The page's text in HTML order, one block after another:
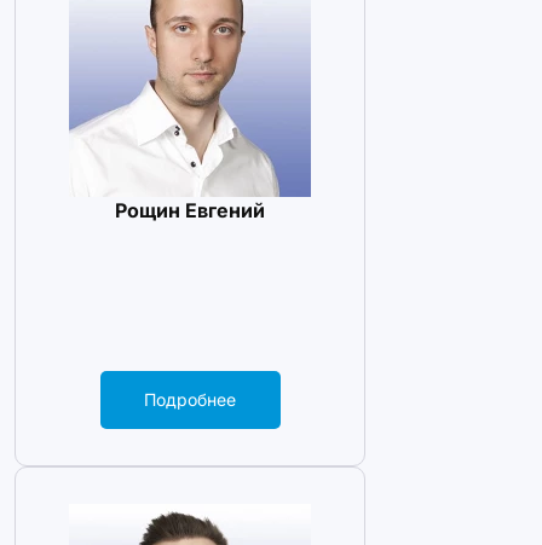
Рощин Евгений
Подробнее